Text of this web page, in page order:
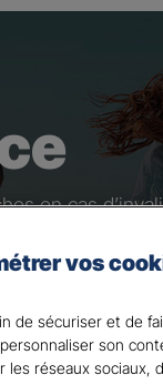
en cas
coup dur fait
vos
vos
de sécuriser et de
son
réseaux sociaux,